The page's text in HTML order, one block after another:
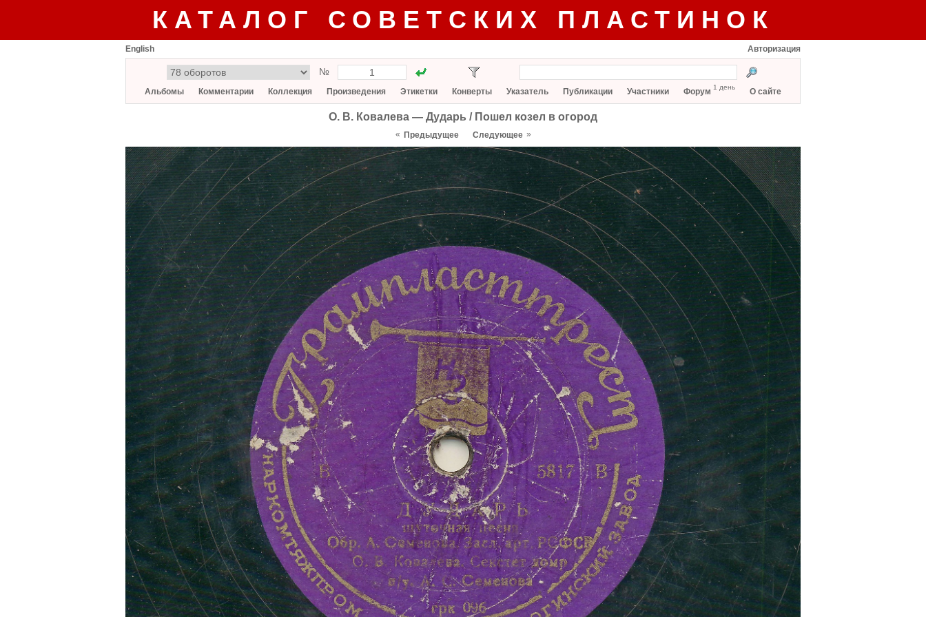
КАТАЛОГ СОВЕТСКИХ ПЛАСТИНОК
English Авторизация
№
Альбомы Комментарии Коллекция Произведения Этикетки Конверты Указатель Публикации Участники Форум 1 день О сайте
О. В. Ковалева — Дударь / Пошел козел в огород
« Предыдущее Следующее »